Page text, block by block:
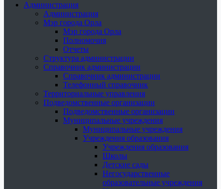
Администрация
Администрация
Мэр города Орла
Мэр города Орла
Полномочия
Отчеты
Структура администрации
Справочник администрации
Справочник администрации
Телефонный справочник
Территориальные управления
Подведомственные организации
Подведомственные организации
Муниципальные учреждения
Муниципальные учреждения
Учреждения образования
Учреждения образования
Школы
Детские сады
Негосударственные
образовательные учреждения